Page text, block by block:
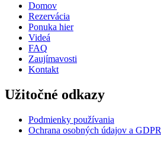
Domov
Rezervácia
Ponuka hier
Videá
FAQ
Zaujímavosti
Kontakt
Užitočné odkazy
Podmienky používania
Ochrana osobných údajov a GDPR